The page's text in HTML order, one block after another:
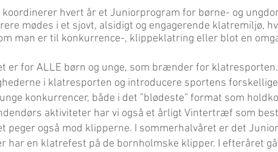
hvert år et Juniorprogram for børne- og
mødes i et sjovt, alsidigt og engagerende klatremiljø,
man er til konkurrence-, klippeklatring eller blot en
er for ALLE børn og unge, som brænder for
i klatresporten og introducere sportens
konkurrencer, både i det ”blødeste” format som
aktiviteter har vi også et årligt Vintertræf som
peger også mod klipperne. I sommerhalvåret er det
har en klatrefest på de bornholmske klipper. I efteråret